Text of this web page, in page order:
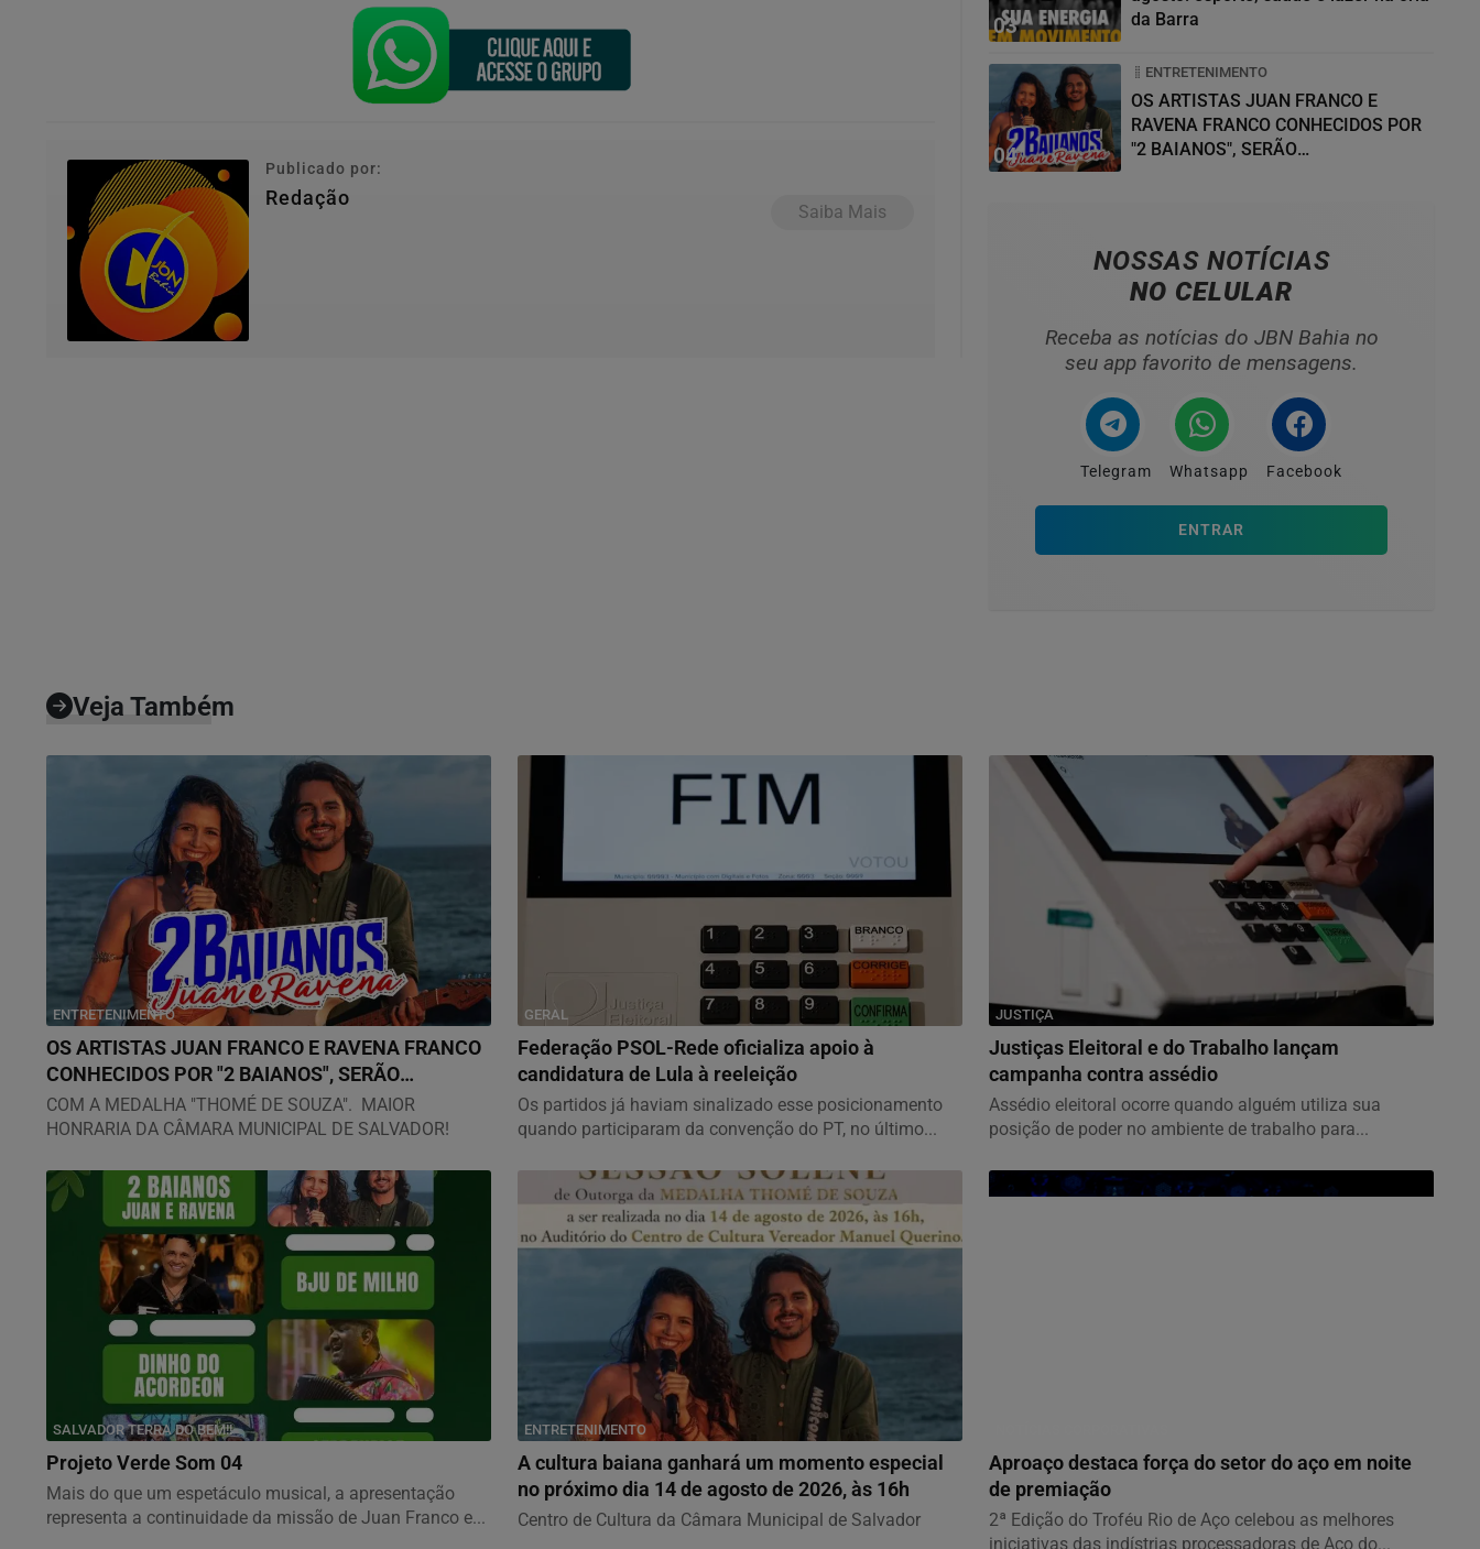
Publicado por:
Redação
Saiba Mais
03
da Barra
04
ENTRETENIMENTO
OS ARTISTAS JUAN FRANCO E
RAVENA FRANCO CONHECIDOS POR
"2 BAIANOS", SERÃO
NOSSAS NOTÍCIAS
NO CELULAR
Receba as notícias do JBN Bahia no
seu app favorito de mensagens.
Telegram Whatsapp Facebook
ENTRAR
Veja Também
ENTRETENIMENTO
OS ARTISTAS JUAN FRANCO E RAVENA FRANCO
CONHECIDOS POR "2 BAIANOS", SERÃO
HOMENAGEADOS NO...
COM A MEDALHA "THOMÉ DE SOUZA". MAIOR
HONRARIA DA CÂMARA MUNICIPAL DE SALVADOR!
GERAL
Federação PSOL-Rede oficializa apoio à
candidatura de Lula à reeleição
Os partidos já haviam sinalizado esse posicionamento
quando participaram da convenção do PT, no último...
JUSTIÇA
Justiças Eleitoral e do Trabalho lançam
campanha contra assédio
Assédio eleitoral ocorre quando alguém utiliza sua
posição de poder no ambiente de trabalho para...
SALVADOR TERRA DO BEM!!
Projeto Verde Som 04
Mais do que um espetáculo musical, a apresentação
representa a continuidade da missão de Juan Franco e...
ENTRETENIMENTO
A cultura baiana ganhará um momento especial
no próximo dia 14 de agosto de 2026, às 16h
Centro de Cultura da Câmara Municipal de Salvador
Aproaço destaca força do setor do aço em noite
de premiação
2ª Edição do Troféu Rio de Aço celebou as melhores
iniciativas das indístrias processadoras de Aço do...